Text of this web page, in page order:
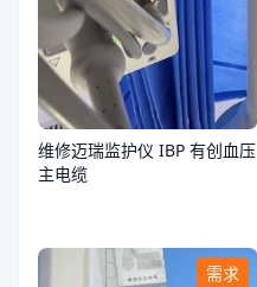
维修迈瑞监护仪 IBP 有创血压
主电缆
需求